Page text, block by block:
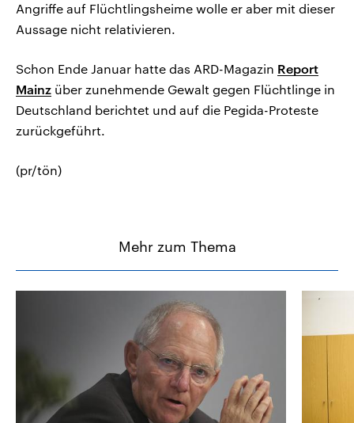
Angriffe auf Flüchtlingsheime wolle er aber mit dieser
Aussage nicht relativieren.
Schon Ende Januar hatte das ARD-Magazin Report
Mainz über zunehmende Gewalt gegen Flüchtlinge in
Deutschland berichtet und auf die Pegida-Proteste
zurückgeführt.
(pr/tön)
Mehr zum Thema